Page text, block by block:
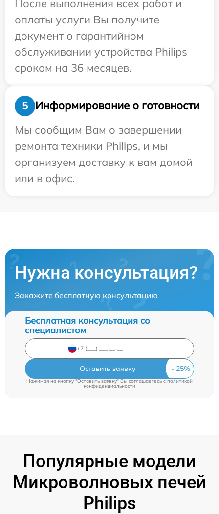
После выполнения всех работ и
оплаты услуги Вы получите
документ о гарантийном
обслуживании устройства Philips
сроком на 36 месяцев.
5
Информирование о готовности
Мы сообщим Вам о завершении
ремонта техники Philips, и мы
организуем доставку к вам домой
или в офис.
Нужна консультация?
Закажите бесплатную консультацию
Бесплатная консультация со
специалистом
Оставить заявку
Нажимая на кнопку "Оставить заявку" Вы соглашаетесь cполитикой
конфиденциальности
Популярные модели
Микроволновых печей
Philips